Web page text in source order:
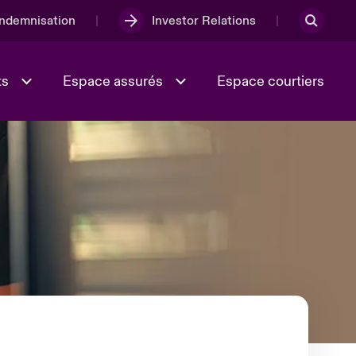
Investor Relations
Lumière sur la transition
Espace assurés Espace courtiers